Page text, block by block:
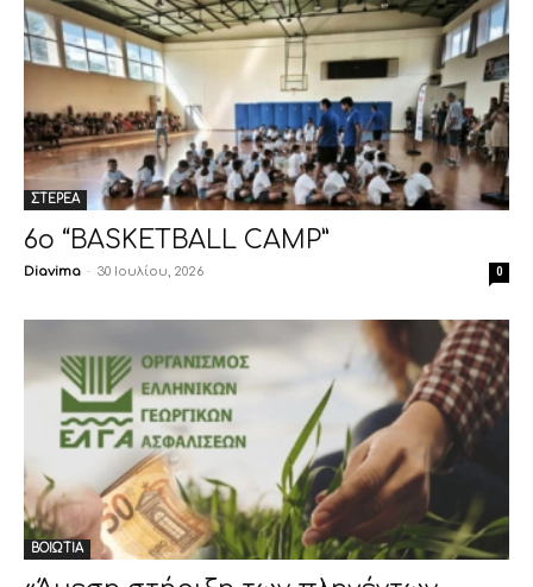
ΣΤΕΡΕΑ
6ο “BASKETBALL CAMP”
Diavima - 30 Ιουλίου, 2026 0
ΒΟΙΩΤΙΑ